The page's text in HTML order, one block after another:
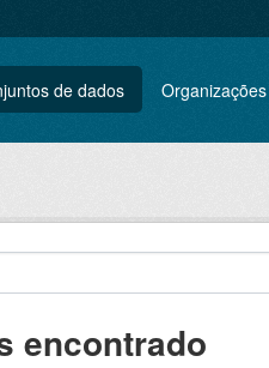
de dados Organizações
encontrado